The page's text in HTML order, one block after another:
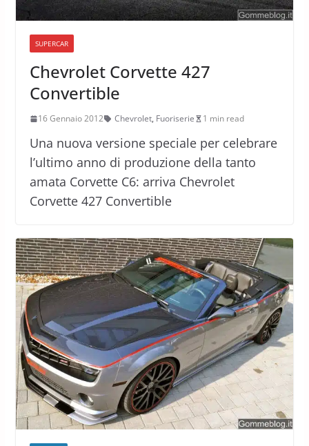
SUPERCAR
Chevrolet Corvette 427
Convertible
16 Gennaio 2012 Chevrolet, Fuoriserie 1 min read
Una nuova versione speciale per celebrare
l’ultimo anno di produzione della tanto
amata Corvette C6: arriva Chevrolet
Corvette 427 Convertible